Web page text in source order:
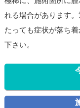
れる場合があります
たっても症状が落ち
下さい。